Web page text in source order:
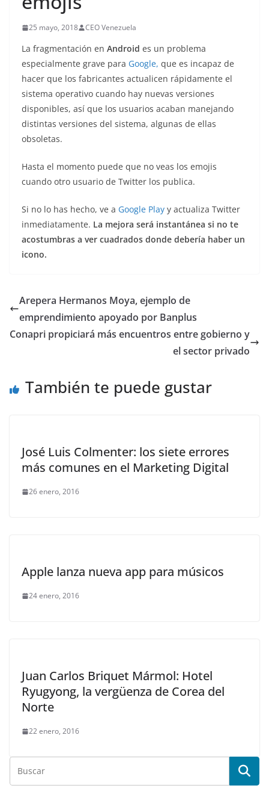
25 mayo, 2018 CEO Venezuela
La fragmentación en Android es un problema
especialmente grave para Google, que es incapaz de
hacer que los fabricantes actualicen rápidamente el
sistema operativo cuando hay nuevas versiones
disponibles, así que los usuarios acaban manejando
distintas versiones del sistema, algunas de ellas
obsoletas.
Hasta el momento puede que no veas los emojis
cuando otro usuario de Twitter los publica.
Si no lo has hecho, ve a Google Play y actualiza Twitter
inmediatamente. La mejora será instantánea si no te
acostumbras a ver cuadrados donde debería haber un
icono.
Arepera Hermanos Moya, ejemplo de
emprendimiento apoyado por Banplus
Conapri propiciará más encuentros entre gobierno y
el sector privado
También te puede gustar
José Luis Colmenter: los siete errores
más comunes en el Marketing Digital
26 enero, 2016
Apple lanza nueva app para músicos
24 enero, 2016
Juan Carlos Briquet Mármol: Hotel
Ryugyong, la vergüenza de Corea del
Norte
22 enero, 2016